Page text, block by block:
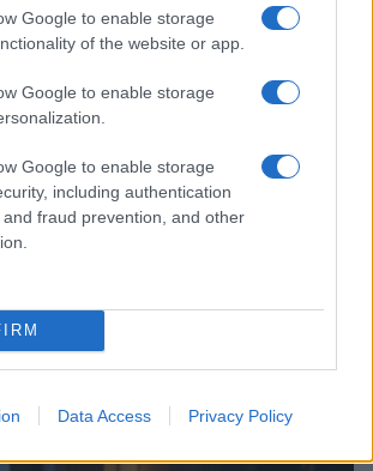
Google to enable storage
of the website or app.
Google to enable storage
Google to enable storage
including authentication
fraud prevention, and other
Data Access Privacy Policy
2026